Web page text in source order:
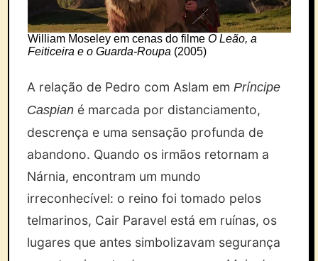
William Moseley em cenas do filme O Leão, a
Feiticeira e o Guarda-Roupa(2005)
A relação de Pedro com Aslam emPríncipe
Caspian é marcada por distanciamento,
descrença e uma sensação profunda de
abandono. Quando os irmãos retornam a
Nárnia, encontram um mundo
irreconhecível: o reino foi tomado pelos
telmarinos, Cair Paravel está em ruínas, os
lugares que antes simbolizavam segurança